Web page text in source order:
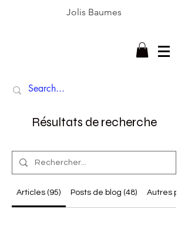
Jolis Baumes
Résultats de recherche
Articles (95) Posts de blog (48) Autres